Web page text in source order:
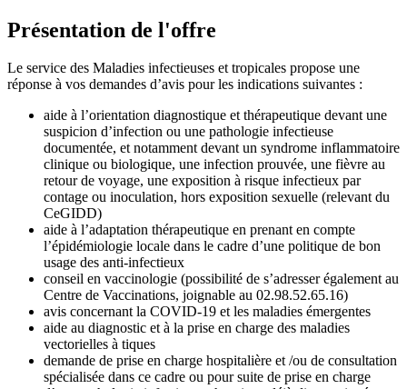
Présentation de l'offre
Le service des Maladies infectieuses et tropicales propose une
réponse à vos demandes d’avis pour les indications suivantes :
aide à l’orientation diagnostique et thérapeutique devant une
suspicion d’infection ou une pathologie infectieuse
documentée, et notamment devant un syndrome inflammatoire
clinique ou biologique, une infection prouvée, une fièvre au
retour de voyage, une exposition à risque infectieux par
contage ou inoculation, hors exposition sexuelle (relevant du
CeGIDD)
aide à l’adaptation thérapeutique en prenant en compte
l’épidémiologie locale dans le cadre d’une politique de bon
usage des anti-infectieux
conseil en vaccinologie (possibilité de s’adresser également au
Centre de Vaccinations, joignable au 02.98.52.65.16)
avis concernant la COVID-19 et les maladies émergentes
aide au diagnostic et à la prise en charge des maladies
vectorielles à tiques
demande de prise en charge hospitalière et /ou de consultation
spécialisée dans ce cadre ou pour suite de prise en charge